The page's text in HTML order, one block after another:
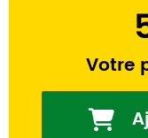
Votre